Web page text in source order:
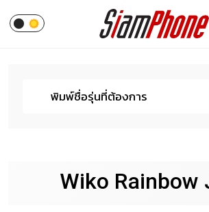
Wiko Rainbow